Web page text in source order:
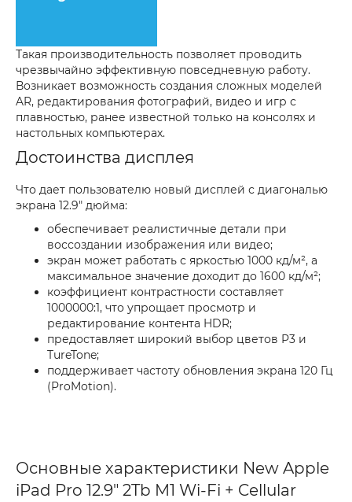
Такая производительность позволяет проводить
чрезвычайно эффективную повседневную работу.
Возникает возможность создания сложных моделей
AR, редактирования фотографий, видео и игр с
плавностью, ранее известной только на консолях и
настольных компьютерах.
Достоинства дисплея
Что дает пользователю новый дисплей с диагональю
экрана 12.9" дюйма:
обеспечивает реалистичные детали при
воссоздании изображения или видео;
экран может работать с яркостью 1000 кд/м², а
максимальное значение доходит до 1600 кд/м²;
коэффициент контрастности составляет
1000000:1, что упрощает просмотр и
редактирование контента HDR;
предоставляет широкий выбор цветов P3 и
TureTone;
поддерживает частоту обновления экрана 120 Гц
(ProMotion).
Основные характеристики New Apple
iPad Pro 12.9" 2Tb M1 Wi-Fi + Cellular